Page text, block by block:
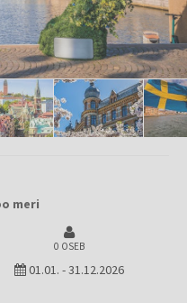
meri
0 OSEB
01.01. -31.12.2026